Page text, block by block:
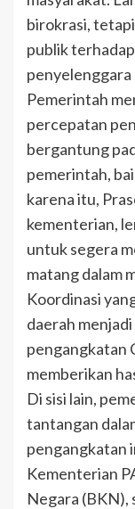
birokrasi,
publik
Pemerintah
percepatan
bergantung
pemerintah,
karena itu,
kementerian,
untuk segera
matang dalam
Koordinasi
daerah
pengangkatan
memberikan
Di sisi lain,
tantangan
pengangkatan
Kementerian
Negara